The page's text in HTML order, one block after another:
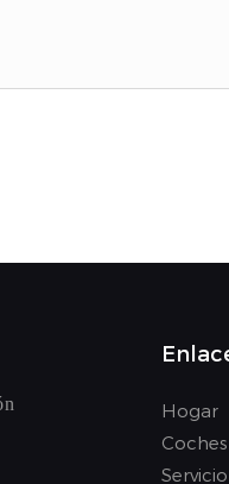
Hogar
Coches
Servicio